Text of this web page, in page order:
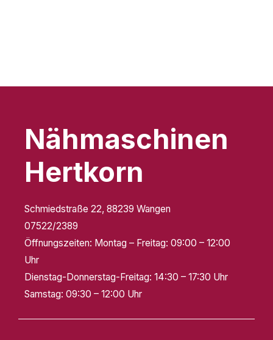
Nähmaschinen
Hertkorn
Schmiedstraße 22, 88239 Wangen
07522/2389
Öffnungszeiten: Montag – Freitag: 09:00 – 12:00
Uhr
Dienstag-Donnerstag-Freitag: 14:30 – 17:30 Uhr
Samstag: 09:30 – 12:00 Uhr